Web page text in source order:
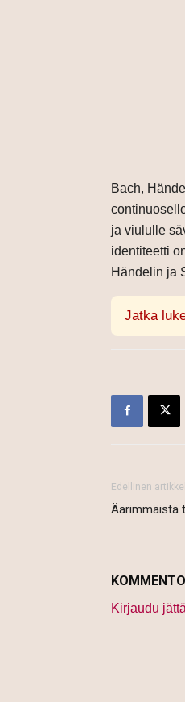
Bach,
ja viululle
identiteetti
Händelin ja
Jatka
Edellinen
Äärimmäistä
Kirjaudu